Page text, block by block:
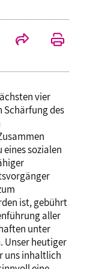
vier
des
sozialen
ist, gebührt
aller
unter
Unser heutiger
uns inhaltlich